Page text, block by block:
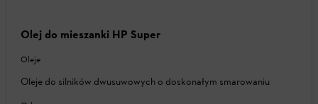
Olej do mieszanki HP Super
Oleje
Oleje do silników dwusuwowych o doskonałym smarowaniu